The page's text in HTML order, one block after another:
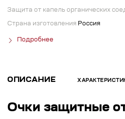
Защита от капель органических
Страна изготовления Россия
Подробнее
ОПИСАНИЕ
Очки защитные